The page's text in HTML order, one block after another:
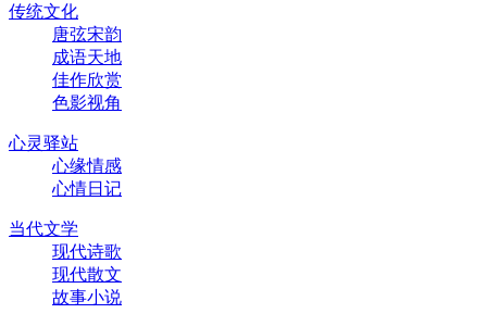
传统文化
唐弦宋韵
成语天地
佳作欣赏
色影视角
心灵驿站
心缘情感
心情日记
当代文学
现代诗歌
现代散文
故事小说